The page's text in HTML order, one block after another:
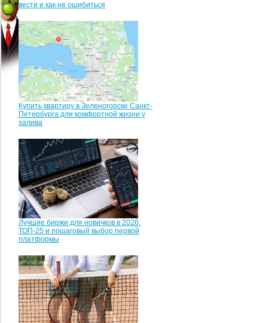
вести и как не ошибиться
Купить квартиру в Зеленогорске Санкт-
Петербурга для комфортной жизни у
залива
Лучшие биржи для новичков в 2026:
ТОП-25 и пошаговый выбор первой
платформы